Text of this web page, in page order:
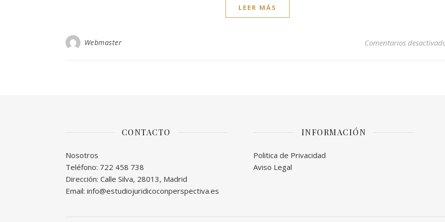
LEER MÁS
Webmaster Comentarios
CONTACTO
Nosotros
Teléfono: 722 458 738
Dirección: Calle Silva, 28013, Madrid
Email: info@estudiojuridicoconperspectiva.es
INFORMACIÓN
Politica de Privacidad
Aviso Legal